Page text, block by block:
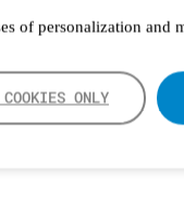
of personalization and
ONLY